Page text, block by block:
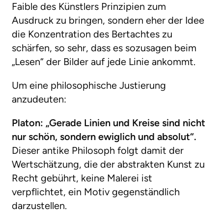
Faible des Künstlers Prinzipien zum
Ausdruck zu bringen, sondern eher der Idee
die Konzentration des Bertachtes zu
schärfen, so sehr, dass es sozusagen beim
„Lesen“ der Bilder auf jede Linie ankommt.
Um eine philosophische Justierung
anzudeuten:
Platon: „Gerade Linien und Kreise sind nicht
nur schön, sondern ewiglich und absolut“.
Dieser antike Philosoph folgt damit der
Wertschätzung, die der abstrakten Kunst zu
Recht gebührt, keine Malerei ist
verpflichtet, ein Motiv gegenständlich
darzustellen.